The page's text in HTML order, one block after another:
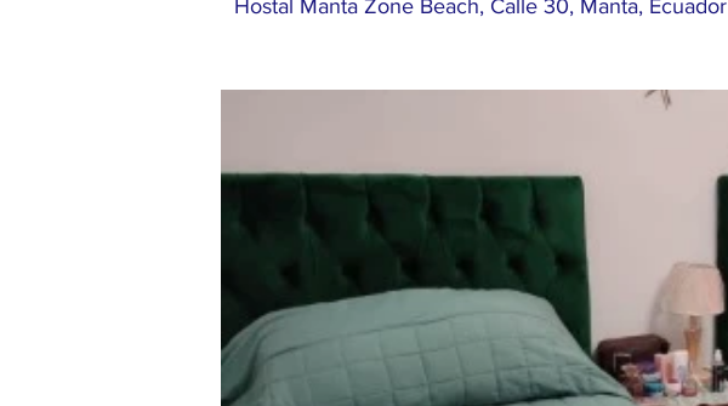
Hostal Manta Zone Beach, Calle 30, Manta, Ecuador